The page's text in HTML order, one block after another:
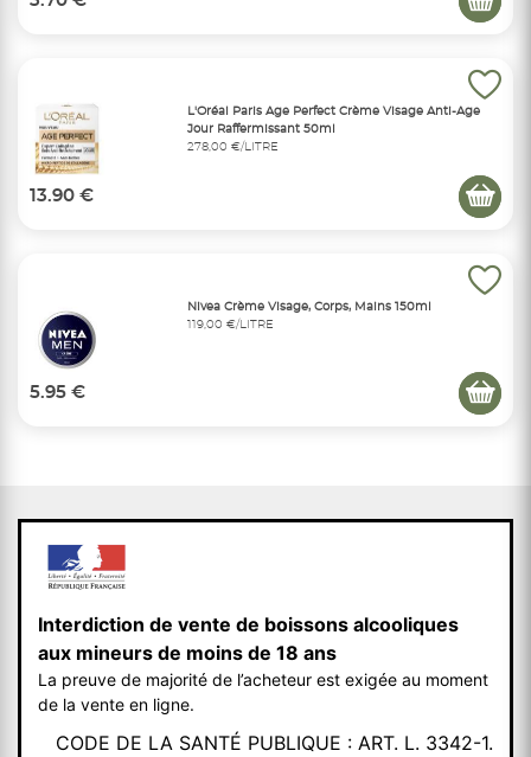
L'Oréal Paris Age Perfect Crème Visage Anti-Age
Jour Raffermissant 50ml
278,00 €/LITRE
13.90 €
Nivea Crème Visage, Corps, Mains 150ml
119,00 €/LITRE
5.95 €
Interdiction de vente de boissons alcooliques
aux mineurs de moins de 18 ans
La preuve de majorité de l’acheteur est exigée au moment
de la vente en ligne.
CODE DE LA SANTÉ PUBLIQUE : ART. L. 3342-1.